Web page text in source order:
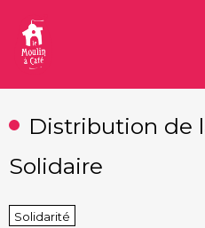
contenu
Distribution de
Solidaire
Solidarité